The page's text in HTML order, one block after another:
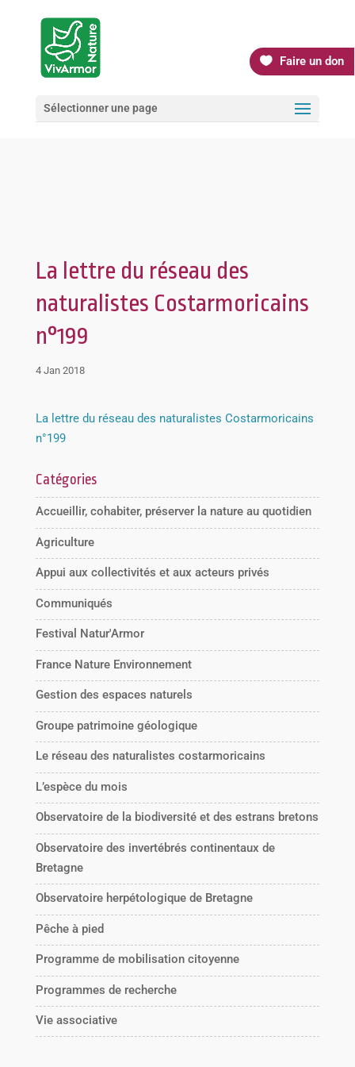
Faire un don
Sélectionner une page
La lettre du réseau des
naturalistes Costarmoricains
n°199
4 Jan 2018
La lettre du réseau des naturalistes Costarmoricains
n°199
Catégories
Accueillir, cohabiter, préserver la nature au quotidien
Agriculture
Appui aux collectivités et aux acteurs privés
Communiqués
Festival Natur'Armor
France Nature Environnement
Gestion des espaces naturels
Groupe patrimoine géologique
Le réseau des naturalistes costarmoricains
L’espèce du mois
Observatoire de la biodiversité et des estrans bretons
Observatoire des invertébrés continentaux de
Bretagne
Observatoire herpétologique de Bretagne
Pêche à pied
Programme de mobilisation citoyenne
Programmes de recherche
Vie associative